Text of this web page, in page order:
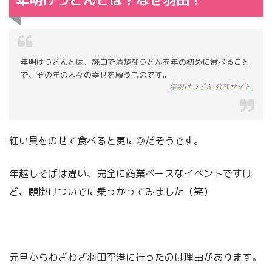
年明けうどんとは、純白で清楚なうどんを年の初めに食べること
で、その年の人々の幸せを願うものです。
年明けうどん 公式サイト
紅い具をのせて食べると更に◎だそうです。
年越しそばは違い、完全に商業ベースなイベントですけ
ど、願掛けついでに乗っかってみました（笑）
元旦からわざわざ羽田空港に行ったのは理由があります。